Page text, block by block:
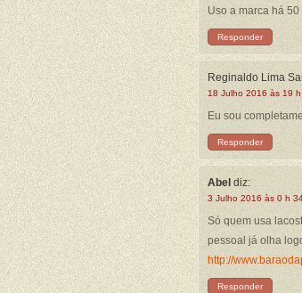
Uso a marca há 50
Responder
Reginaldo Lima
18 Julho 2016 às 19 h
Eu sou
Responder
Abel diz:
3 Julho 2016 às 0 h
Só quem usa
pessoal já olha
http://
Responder